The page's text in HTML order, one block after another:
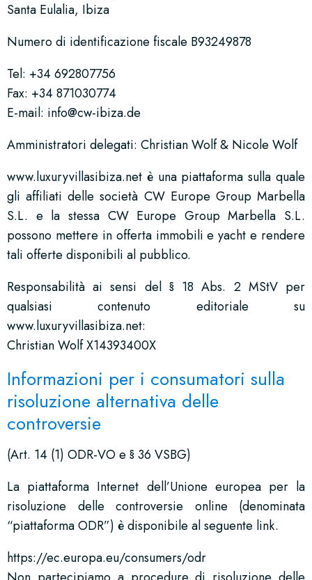
Santa Eulalia, Ibiza
Numero di identificazione fiscale B93249878
Tel: +34 692807756
Fax: +34 871030774
E-mail: info@cw-ibiza.de
Amministratori delegati: Christian Wolf & Nicole Wolf
www.luxuryvillasibiza.net è una piattaforma sulla quale
gli affiliati delle società CW Europe Group Marbella
S.L. e la stessa CW Europe Group Marbella S.L.
possono mettere in offerta immobili e yacht e rendere
tali offerte disponibili al pubblico.
Responsabilità ai sensi del § 18 Abs. 2 MStV per
qualsiasi contenuto editoriale su
www.luxuryvillasibiza.net:
Christian Wolf X14393400X
Informazioni per i consumatori sulla
risoluzione alternativa delle
controversie
(Art. 14 (1) ODR-VO e § 36 VSBG)
La piattaforma Internet dell’Unione europea per la
risoluzione delle controversie online (denominata
“piattaforma ODR”) è disponibile al seguente link.
https://ec.europa.eu/consumers/odr